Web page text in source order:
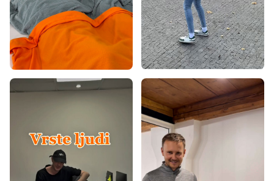
Preproge 120x170
Preproge 120x180
Preproge 120x200
Preproge 140x190
Preproge 140x200
Preproge 160x200
Preproge 160x220
Preproge 160x230
Preproge 170x240
Preproge 180x260